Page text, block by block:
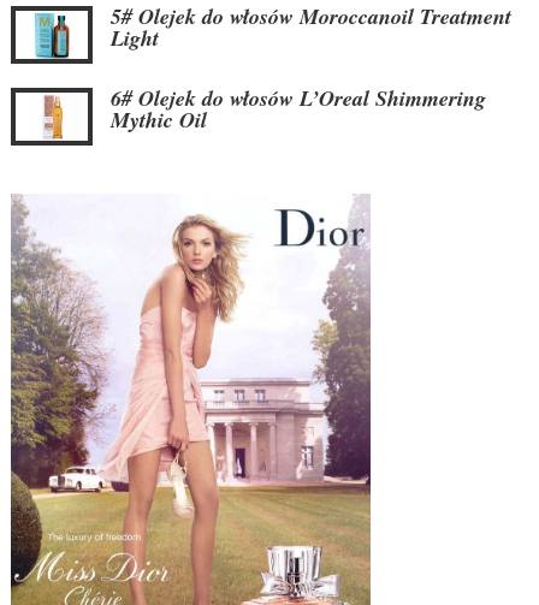
5# Olejek do włosów Moroccanoil Treatment
Light
6# Olejek do włosów L’Oreal Shimmering
Mythic Oil